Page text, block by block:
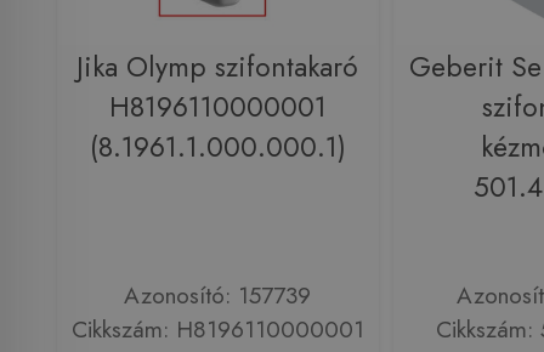
Jika Olymp szifontakaró
H8196110000001
(8.1961.1.000.000.1)
Azonosító: 157739
Cikkszám: H8196110000001
Geberit